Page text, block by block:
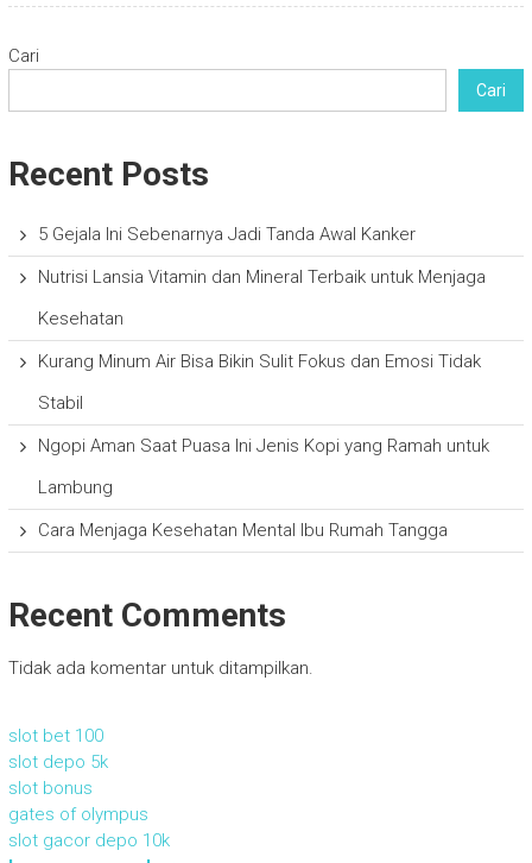
Cari
Cari
Recent Posts
5 Gejala Ini Sebenarnya Jadi Tanda Awal Kanker
Nutrisi Lansia Vitamin dan Mineral Terbaik untuk Menjaga
Kesehatan
Kurang Minum Air Bisa Bikin Sulit Fokus dan Emosi Tidak
Stabil
Ngopi Aman Saat Puasa Ini Jenis Kopi yang Ramah untuk
Lambung
Cara Menjaga Kesehatan Mental Ibu Rumah Tangga
Recent Comments
Tidak ada komentar untuk ditampilkan.
slot bet 100
slot depo 5k
slot bonus
gates of olympus
slot gacor depo 10k